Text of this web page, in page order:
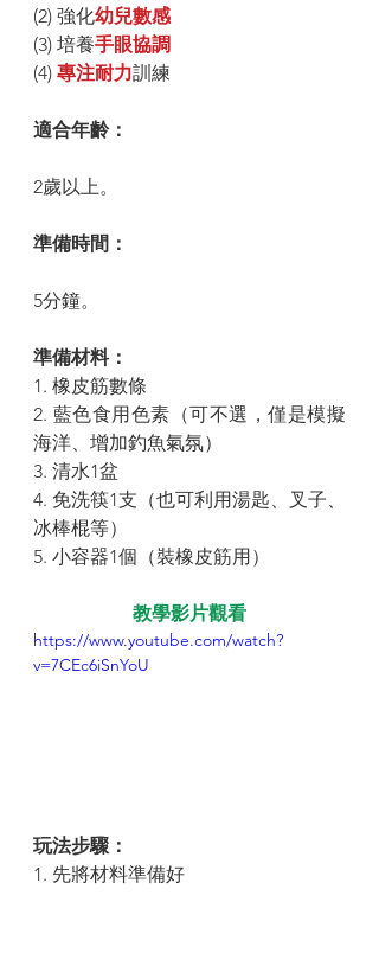
(2) 強化幼兒數感
(3) 培養手眼協調
(4) 專注耐力訓練
適合年齡：
2歲以上。
準備時間：
5分鐘。
準備材料：
1. 橡皮筋數條
2. 藍色食用色素（可不選，僅是模擬
海洋、增加釣魚氣氛）
3. 清水1盆
4. 免洗筷1支（也可利用湯匙、叉子、
冰棒棍等）
5. 小容器1個（裝橡皮筋用）
教學影片觀看
https://www.youtube.com/watch?
v=7CEc6iSnYoU
玩法步驟：
1. 先將材料準備好